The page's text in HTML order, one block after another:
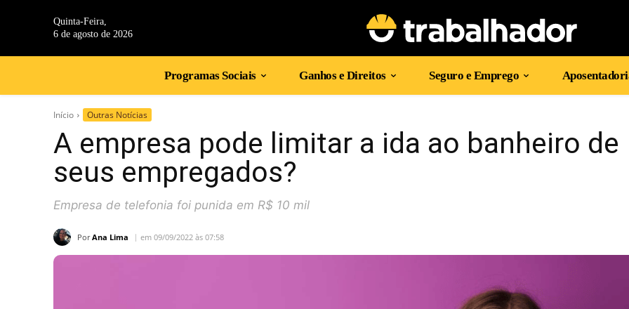
Quinta-Feira,
6 de agosto de 2026
Programas Sociais Ganhos e Direitos Seguro e Emprego
Início Outras Notícias
A empresa pode limitar a ida ao banheiro de
seus empregados?
Empresa de telefonia foi punida em R$ 10 mil
Por Ana Lima em 09/09/2022 às 07:58